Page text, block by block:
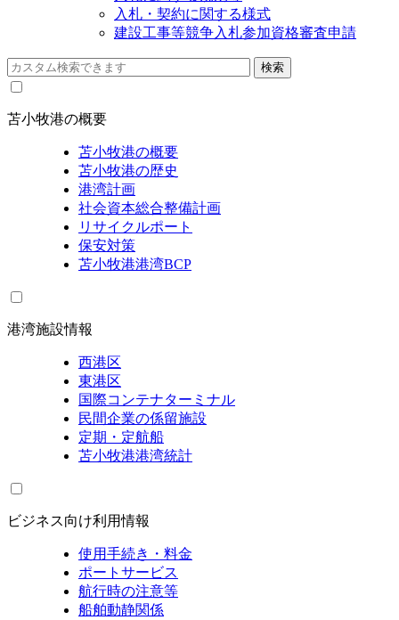
入札・契約に関する様式
建設工事等競争入札参加資格審査申請
苫小牧港の概要
苫小牧港の概要
苫小牧港の歴史
港湾計画
社会資本総合整備計画
リサイクルポート
保安対策
苫小牧港港湾BCP
港湾施設情報
西港区
東港区
国際コンテナターミナル
民間企業の係留施設
定期・定航船
苫小牧港港湾統計
ビジネス向け利用情報
使用手続き・料金
ポートサービス
航行時の注意等
船舶動静関係